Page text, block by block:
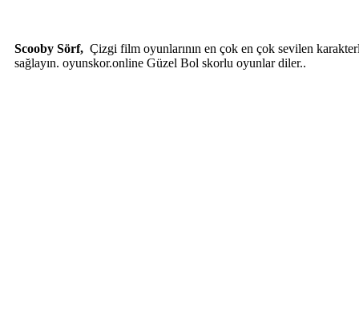
Scooby Sörf, Çizgi film oyunlarının en çok en çok sevilen
sağlayın. oyunskor.online Güzel Bol skorlu oyunlar diler..